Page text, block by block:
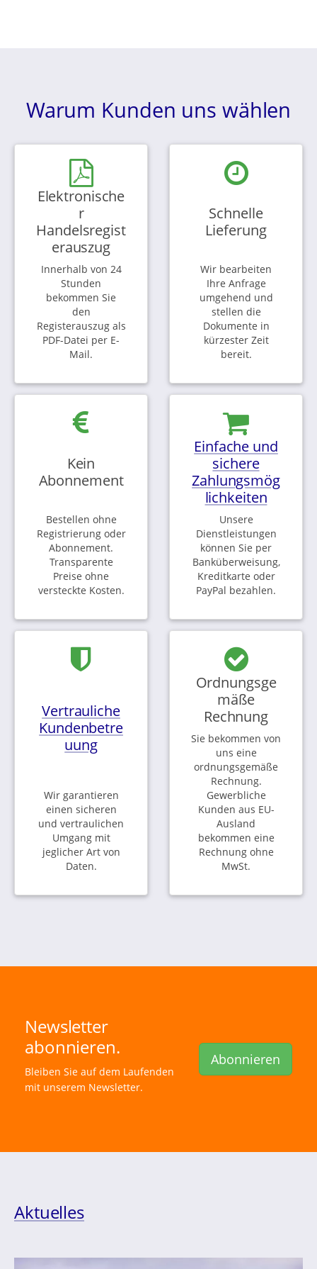
Warum Kunden uns wählen
Elektronische
r
Handelsregist
erauszug
Innerhalb von 24
Stunden
bekommen Sie
den
Registerauszug als
PDF-Datei per E-
Mail.
Schnelle
Lieferung
Wir bearbeiten
Ihre Anfrage
umgehend und
stellen die
Dokumente in
kürzester Zeit
bereit.
Kein
Abonnement
Bestellen ohne
Registrierung oder
Abonnement.
Transparente
Preise ohne
versteckte Kosten.
Einfache und
sichere
Zahlungsmög
lichkeiten
Unsere
Dienstleistungen
können Sie per
Banküberweisung,
Kreditkarte oder
PayPal bezahlen.
Vertrauliche
Kundenbetre
uung
Wir garantieren
einen sicheren
und vertraulichen
Umgang mit
jeglicher Art von
Daten.
Ordnungsge
mäße
Rechnung
Sie bekommen von
uns eine
ordnungsgemäße
Rechnung.
Gewerbliche
Kunden aus EU-
Ausland
bekommen eine
Rechnung ohne
MwSt.
Newsletter
abonnieren.
Bleiben Sie auf dem Laufenden
mit unserem Newsletter.
Abonnieren
Aktuelles